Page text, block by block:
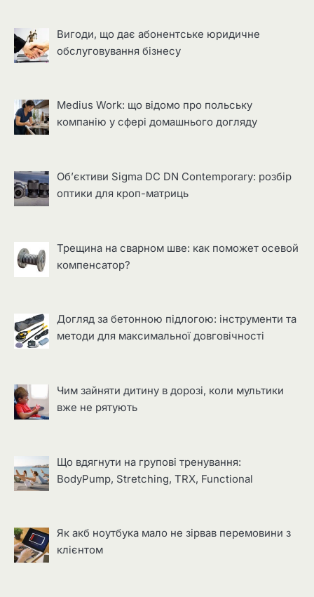
Вигоди, що дає абонентське юридичне
обслуговування бізнесу
Medius Work: що відомо про польську
компанію у сфері домашнього догляду
Об’єктиви Sigma DC DN Contemporary: розбір
оптики для кроп-матриць
Трещина на сварном шве: как поможет осевой
компенсатор?
Догляд за бетонною підлогою: інструменти та
методи для максимальної довговічності
Чим зайняти дитину в дорозі, коли мультики
вже не рятують
Що вдягнути на групові тренування:
BodyPump, Stretching, TRX, Functional
Як акб ноутбука мало не зірвав перемовини з
клієнтом